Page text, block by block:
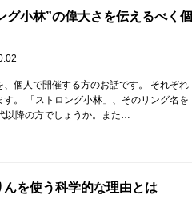
小林”の偉大さを伝えるべく個
個人で開催する方のお話です。 それぞれ
。 「ストロング小林」、そのリング名を
以降の方でしょうか。また…
を使う科学的な理由とは